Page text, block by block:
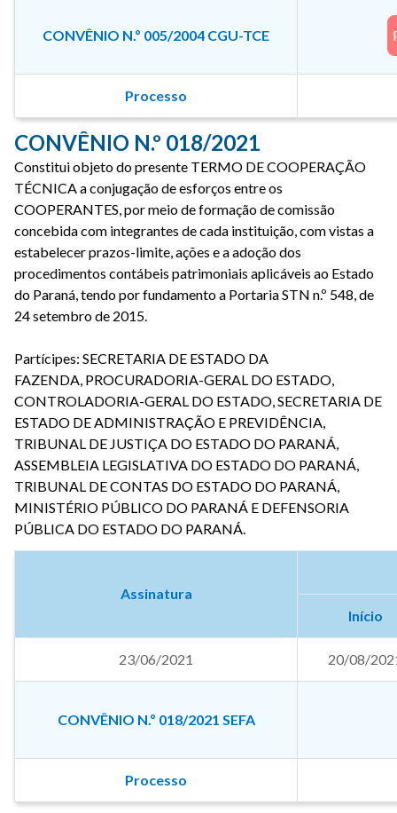
CONVÊNIO N.º 005/2004 CGU-TCE
Processo
CONVÊNIO N.º 018/2021
Constitui objeto do presente TERMO DE COOPERAÇÃO
TÉCNICA a conjugação de esforços entre os
COOPERANTES, por meio de formação de comissão
concebida com integrantes de cada instituição, com vistas a
estabelecer prazos-limite, ações e a adoção dos
procedimentos contábeis patrimoniais aplicáveis ao Estado
do Paraná, tendo por fundamento a Portaria STN n.º 548, de
24 setembro de 2015.
Partícipes: SECRETARIA DE ESTADO DA
FAZENDA, PROCURADORIA-GERAL DO ESTADO,
CONTROLADORIA-GERAL DO ESTADO, SECRETARIA DE
ESTADO DE ADMINISTRAÇÃO E PREVIDÊNCIA,
TRIBUNAL DE JUSTIÇA DO ESTADO DO PARANÁ,
ASSEMBLEIA LEGISLATIVA DO ESTADO DO PARANÁ,
TRIBUNAL DE CONTAS DO ESTADO DO PARANÁ,
MINISTÉRIO PÚBLICO DO PARANÁ E DEFENSORIA
PÚBLICA DO ESTADO DO PARANÁ.
Assinatura
Início
23/06/2021 20/08/
CONVÊNIO N.º 018/2021 SEFA
Processo